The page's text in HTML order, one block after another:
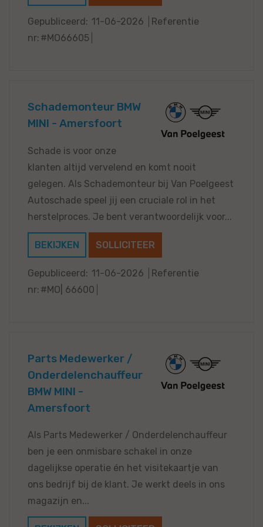
Gepubliceerd: 11-06-2026
Referentie
nr: #MO66605
Schademonteur BMW
MINI - Amersfoort
Schade is voor onze
klanten altijd vervelend en komt nooit
gelegen. Als Schademonteur bij Van Poelgeest
Autoschade speel jij een cruciale rol in het
herstelproces. Je bent verantwoordelijk voor...
BEKIJKEN SOLLICITEER
Gepubliceerd: 11-06-2026
Referentie
nr: #MO| 66600
Parts Medewerker /
Onderdelenchauffeur
BMW MINI -
Amersfoort
Als Parts Medewerker / Onderdelenchauffeur
ben je een onmisbare schakel in onze
dagelijkse operatie én het visitekaartje van
ons bedrijf bij de klant. Je werkt deels in ons
magazijn en...